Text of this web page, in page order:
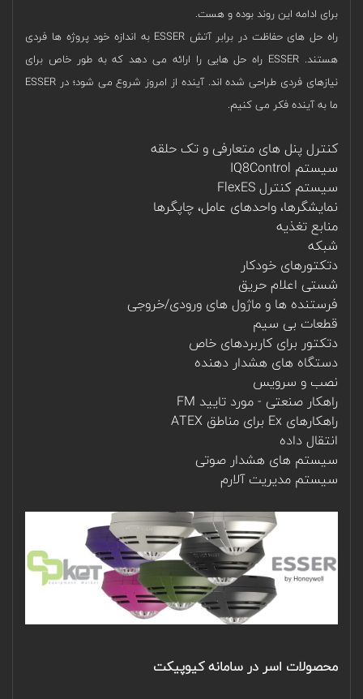
برای ادامه این روند بوده و هست.
راه حل های حفاظت در برابر آتش ESSER به اندازه خود پروژه ها فردی
هستند. ESSER راه حل هایی را ارائه می دهد که به طور خاص برای
نیازهای فردی طراحی شده اند. آینده از امروز شروع می شود؛ در ESSER
ما به آینده فکر می کنیم.
کنترل پنل های متعارفی و تک حلقه
سیستم IQ8Control
سیستم کنترل FlexES
نمایشگرها، واحدهای عامل، چاپگرها
منابع تغذیه
شبکه
دتکتورهای خودکار
شستی اعلام حریق
فرستنده ها و ماژول های ورودی/خروجی
قطعات بی سیم
دتکتور برای کاربردهای خاص
دستگاه های هشدار دهنده
نصب و سرویس
راهکار صنعتی - مورد تایید FM
راهکارهای Ex برای مناطق ATEX
انتقال داده
سیستم های هشدار صوتی
سیستم مدیریت آلارم
محصولات اسر در سامانه کیوپیکت